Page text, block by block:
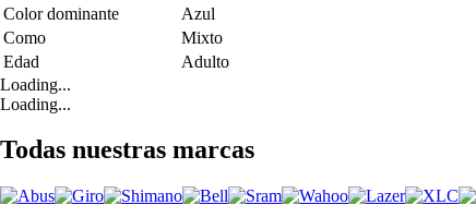
Color dominante
Azul
Como
Mixto
Edad
Adulto
Loading...
Loading...
Todas nuestras marcas